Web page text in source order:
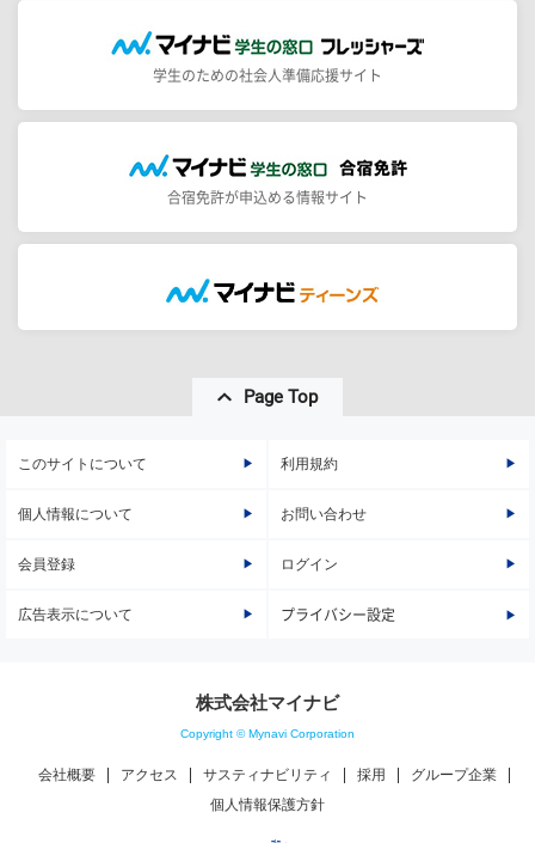
学生のための社会人準備応援サイト
合宿免許が申込める情報サイト
Page Top
このサイトについて 利用規約
個人情報について お問い合わせ
会員登録 ログイン
広告表示について プライバシー設定
株式会社マイナビ
Copyright © Mynavi Corporation
会社概要 アクセス サスティナビリティ 採用
グループ企業
個人情報保護方針